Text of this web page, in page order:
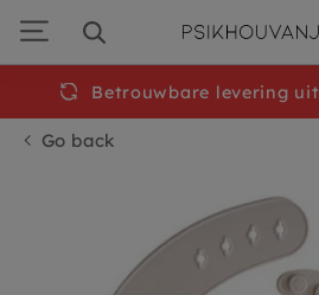
navigation
Go back
Betrouwbare levering